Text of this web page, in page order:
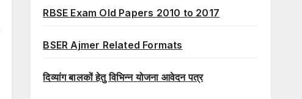
RBSE Exam Old Papers 2010 to 2017
BSER Ajmer Related Formats
दिव्यांग बालकों हेतु विभिन्न योजना आवेदन पत्र